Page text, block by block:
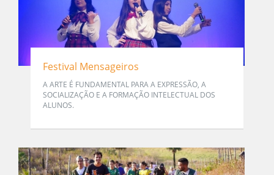
Festival Mensageiros
A ARTE É FUNDAMENTAL PARA A EXPRESSÃO, A
SOCIALIZAÇÃO E A FORMAÇÃO INTELECTUAL DOS
ALUNOS.